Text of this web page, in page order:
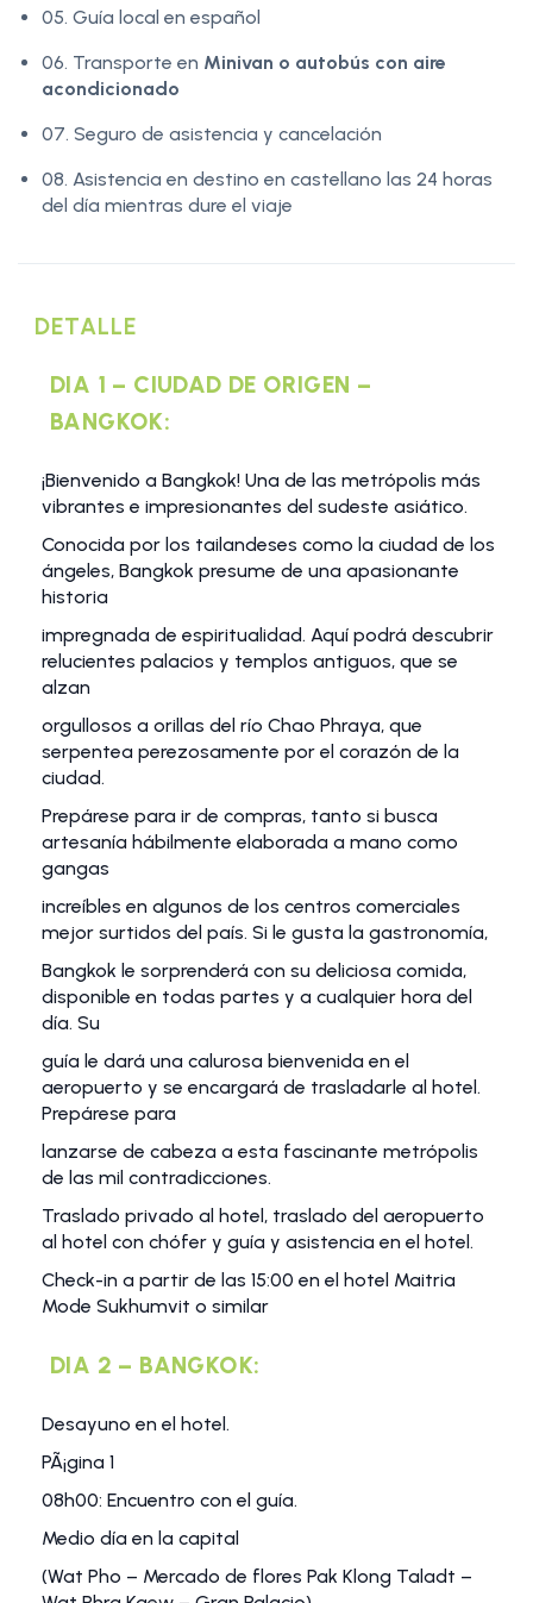
05. Guía local en español
06. Transporte en Minivan o autobús con aire
acondicionado
07. Seguro de asistencia y cancelación
08. Asistencia en destino en castellano las 24 horas
del día mientras dure el viaje
DETALLE
DIA 1 – CIUDAD DE ORIGEN –
BANGKOK:
¡Bienvenido a Bangkok! Una de las metrópolis más
vibrantes e impresionantes del sudeste asiático.
Conocida por los tailandeses como la ciudad de los
ángeles, Bangkok presume de una apasionante
historia
impregnada de espiritualidad. Aquí podrá descubrir
relucientes palacios y templos antiguos, que se
alzan
orgullosos a orillas del río Chao Phraya, que
serpentea perezosamente por el corazón de la
ciudad.
Prepárese para ir de compras, tanto si busca
artesanía hábilmente elaborada a mano como
gangas
increíbles en algunos de los centros comerciales
mejor surtidos del país. Si le gusta la gastronomía,
Bangkok le sorprenderá con su deliciosa comida,
disponible en todas partes y a cualquier hora del
día. Su
guía le dará una calurosa bienvenida en el
aeropuerto y se encargará de trasladarle al hotel.
Prepárese para
lanzarse de cabeza a esta fascinante metrópolis
de las mil contradicciones.
Traslado privado al hotel, traslado del aeropuerto
al hotel con chófer y guía y asistencia en el hotel.
Check-in a partir de las 15:00 en el hotel Maitria
Mode Sukhumvit o similar
DIA 2 – BANGKOK:
Desayuno en el hotel.
PÃ¡gina 1
08h00: Encuentro con el guía.
Medio día en la capital
(Wat Pho – Mercado de flores Pak Klong Taladt –